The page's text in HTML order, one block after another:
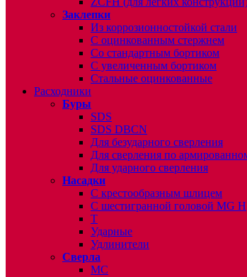
Заклепки
Из коррозионностойкой стали
С оцинкованным стержнем
Со стандартным бортиком
С увеличенным бортиком
Стальные оцинкованные
Расходники
Буры
SDS
SDS DBCN
Для безударного сверления
Для сверления по
Для ударного сверления
Насадки
С крестообразным шлицем
С шестигранной головой MG H
T
Ударные
Удлинители
Сверла
МС